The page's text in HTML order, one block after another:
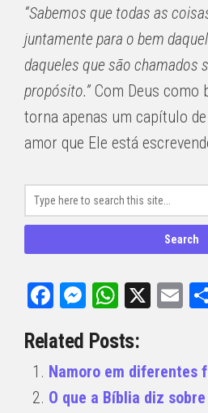
“Sabemos que todas as
juntamente para o bem
daqueles que são chamados
propósito.” Com Deus como
torna apenas um capítulo
amor que Ele está
Facebook
Messenger
X
Related Posts:
Namoro em diferentes
O que a Bíblia diz